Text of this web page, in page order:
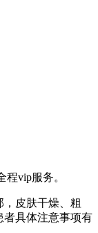
vip服务。
皮肤干燥、粗
者具体注意事项有